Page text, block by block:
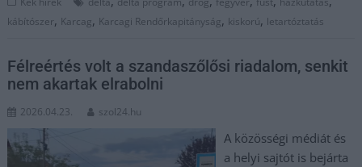
kábítószer, Karcag, Karcagi Rendőrkapitányság, kiskorú, letartóztatás
Félreértés volt a szandaszőlősi riadalom, senkit
nem akartak elrabolni
2026.04.23. szol24.hu
A közösségi médiát és
a helyi sajtót is bejárta